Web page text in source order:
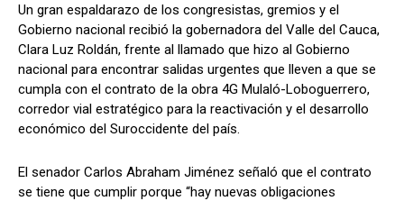
Un gran espaldarazo de los congresistas, gremios y el
Gobierno nacional recibió la gobernadora del Valle del Cauca,
Clara Luz Roldán, frente al llamado que hizo al Gobierno
nacional para encontrar salidas urgentes que lleven a que se
cumpla con el contrato de la obra 4G Mulaló-Loboguerrero,
corredor vial estratégico para la reactivación y el desarrollo
económico del Suroccidente del país.
El senador Carlos Abraham Jiménez señaló que el contrato
se tiene que cumplir porque “hay nuevas obligaciones